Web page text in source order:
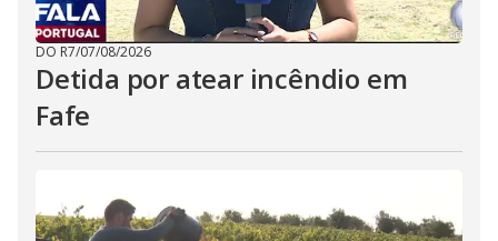
DO R7/07/08/2026
Detida por atear incêndio em
Fafe